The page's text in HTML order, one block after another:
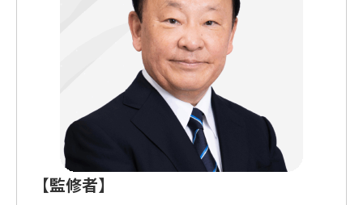
【監修者】